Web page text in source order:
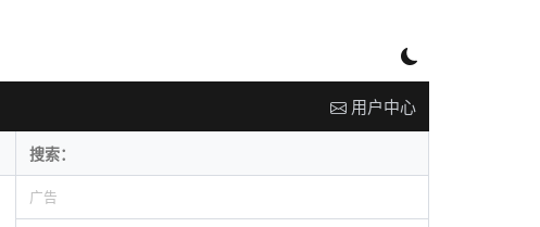
用户中心
广告